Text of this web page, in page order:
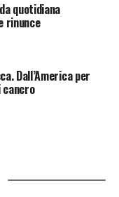
quotidiana
rinunce
Dall’America per
cancro